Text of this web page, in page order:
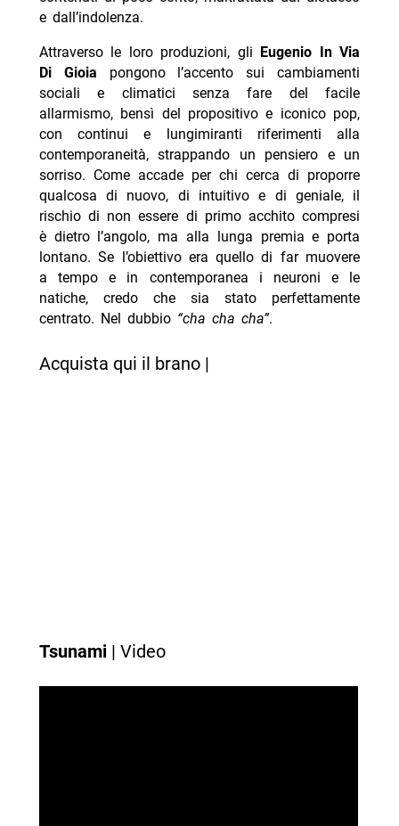
e dall’indolenza.
Attraverso le loro produzioni, gli
Eugenio In Via
Di Gioia pongono l’accento sui cambiamenti
sociali e climatici senza fare del facile
allarmismo, bensì del propositivo e iconico pop,
con continui e lungimiranti riferimenti alla
contemporaneità, strappando un pensiero e un
sorriso. Come accade per chi cerca di proporre
qualcosa di nuovo, di intuitivo e di geniale, il
rischio di non essere di primo acchito compresi
è dietro l’angolo, ma alla lunga premia e porta
lontano. Se l’obiettivo era quello di far muovere
a tempo e in contemporanea i neuroni e le
natiche, credo che sia stato perfettamente
centrato. Nel dubbio “cha cha cha”.
Acquista qui il brano |
Tsunami| Video